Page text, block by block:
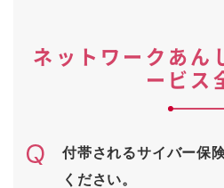
ネットワークあん
ービス
付帯されるサイバー保
ください。